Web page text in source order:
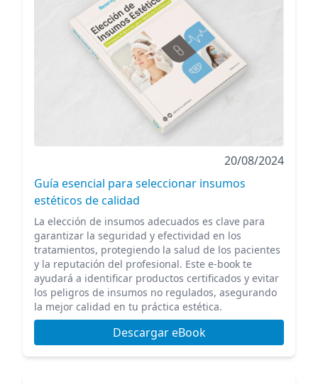
20/08/2024
Guía esencial para seleccionar insumos
estéticos de calidad
La elección de insumos adecuados es clave para
garantizar la seguridad y efectividad en los
tratamientos, protegiendo la salud de los pacientes
y la reputación del profesional. Este e-book te
ayudará a identificar productos certificados y evitar
los peligros de insumos no regulados, asegurando
la mejor calidad en tu práctica estética.
Descargar eBook